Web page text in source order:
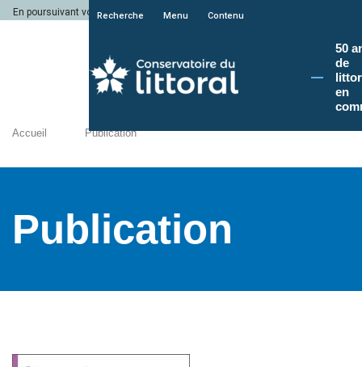
En poursuivant votre navigation sur le site du Conservatoire du littoral, vous
Recherche Menu Contenu
50
de
en
Accueil Publication
Publication